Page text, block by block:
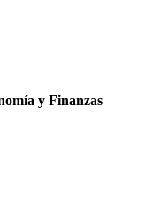
y Finanzas